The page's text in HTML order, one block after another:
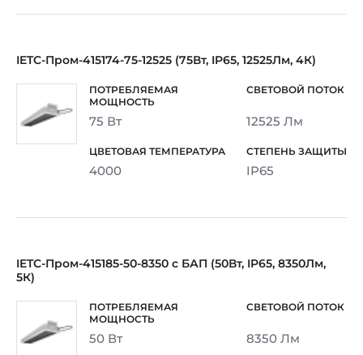
IETC-Пром-415174-75-12525 (75Вт, IP65, 12525Лм, 4К)
75 Вт 12525 Лм
4000 IP65
IETC-Пром-415185-50-8350 с БАП (50Вт, IP65, 8350Лм,
5К)
50 Вт 8350 Лм